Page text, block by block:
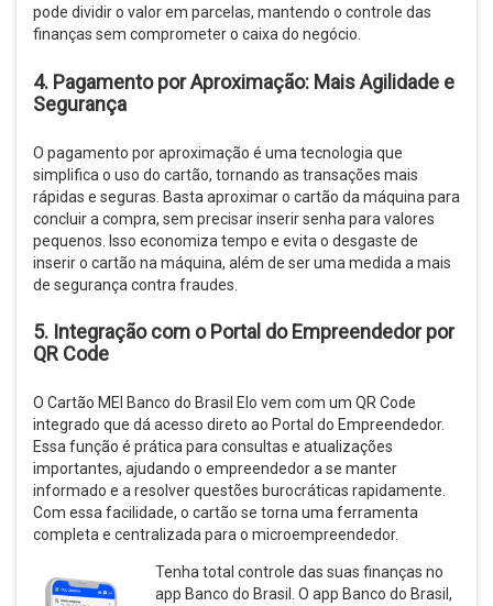
pode dividir o valor em parcelas, mantendo o controle das
finanças sem comprometer o caixa do negócio.
4. Pagamento por Aproximação: Mais Agilidade e
Segurança
O pagamento por aproximação é uma tecnologia que
simplifica o uso do cartão, tornando as transações mais
rápidas e seguras. Basta aproximar o cartão da máquina para
concluir a compra, sem precisar inserir senha para valores
pequenos. Isso economiza tempo e evita o desgaste de
inserir o cartão na máquina, além de ser uma medida a mais
de segurança contra fraudes.
5. Integração com o Portal do Empreendedor por
QR Code
O Cartão MEI Banco do Brasil Elo vem com um QR Code
integrado que dá acesso direto ao Portal do Empreendedor.
Essa função é prática para consultas e atualizações
importantes, ajudando o empreendedor a se manter
informado e a resolver questões burocráticas rapidamente.
Com essa facilidade, o cartão se torna uma ferramenta
completa e centralizada para o microempreendedor.
Tenha total controle das suas finanças no
app Banco do Brasil. O app Banco do Brasil,